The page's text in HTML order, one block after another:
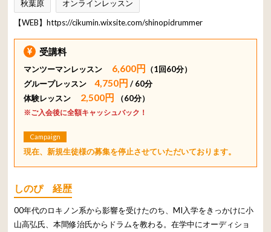
秋葉原
オンラインレッスン
【WEB】https://cikumin.wixsite.com/shinopidrummer
受講料
マンツーマンレッスン 6,600円
（1回60分）
グループレッスン4,750円 / 60分
体験レッスン
2,500円 （60分）
※ご入会後に全額キャッシュバック！
Campaign
現在、新規生徒様の募集を停止させていただいております。
しのぴ 経歴
00年代のロキノン系から影響を受けたのち、MI入学をきっかけに小
山高弘氏、本間修治氏からドラムを教わる。在学中にオーディショ